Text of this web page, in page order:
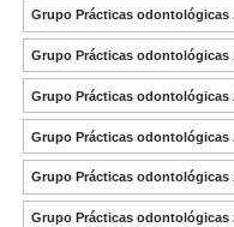
Grupo Prácticas odontológicas
Grupo Prácticas odontológicas
Grupo Prácticas odontológicas
Grupo Prácticas odontológicas
Grupo Prácticas odontológicas
Grupo Prácticas odontológicas